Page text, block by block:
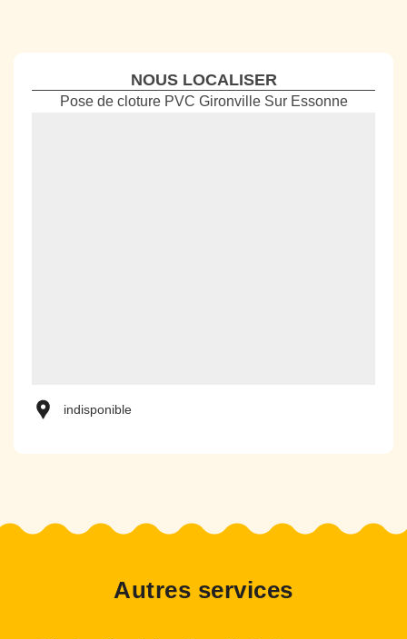
NOUS LOCALISER
Pose de cloture PVC Gironville Sur Essonne
indisponible
Autres services